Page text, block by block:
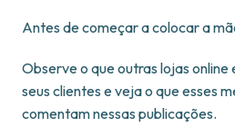
Antes de começar a colocar a
Observe o que outras lojas
seus clientes e veja o que esses
comentam nessas publicações.